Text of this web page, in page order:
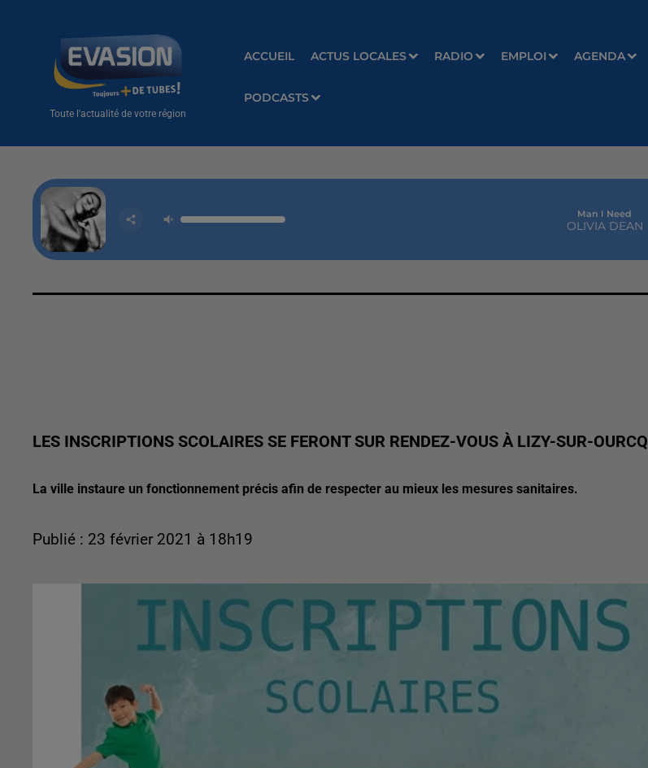
Toute l'actualité de votre région
ACCUEIL ACTUS LOCALES RADIO EMPLOI AGENDA
PODCASTS
Man I Need
OLIVIA DEAN
LES INSCRIPTIONS SCOLAIRES SE FERONT SUR RENDEZ-VOUS À LIZY-SUR-OURCQ
La ville instaure un fonctionnement précis afin de respecter au mieux les mesures sanitaires.
Publié : 23 février 2021 à 18h19